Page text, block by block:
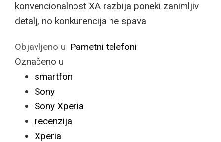
konvencionalnost XA razbija poneki zanimljiv
detalj, no konkurencija ne spava
Objavljeno u Pametni telefoni
Označeno u
smartfon
Sony
Sony Xperia
recenzija
Xperia